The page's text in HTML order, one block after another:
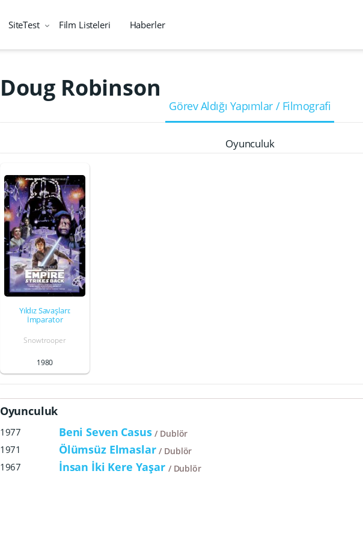
SiteTest Film Listeleri Haberler
Doug Robinson
Görev Aldığı Yapımlar / Filmografi
Oyunculuk
Yıldız Savaşları:
İmparator
Snowtrooper
1980
Oyunculuk
1977 Beni Seven Casus Dublör
1971 Ölümsüz Elmaslar Dublör
1967 İnsan İki Kere Yaşar Dublör